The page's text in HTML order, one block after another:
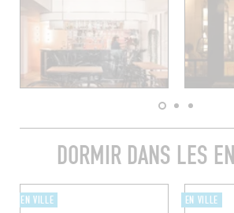
DORMIR DANS LES
EN VILLE EN VILLE